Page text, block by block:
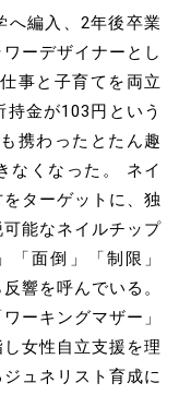
へ編入、2年後卒業
ーデザイナーとし
事と子育てを両立
金が103円という
携わったとたん趣
なくなった。 ネイ
ターゲットに、独
能なネイルチップ
「面倒」「制限」
響を呼んでいる。
ーキングマザー」
女性自立支援を理
ュネリスト育成に